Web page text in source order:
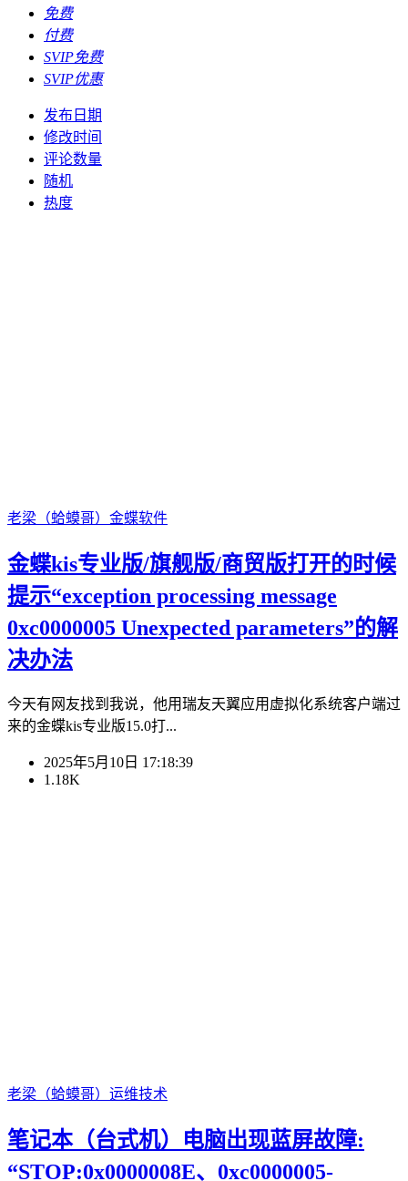
免费
付费
SVIP免费
SVIP优惠
发布日期
修改时间
评论数量
随机
热度
老梁（蛤蟆哥） 金蝶软件
金蝶kis专业版/旗舰版/商贸版打开的时候
提示“exception processing message
0xc0000005 Unexpected parameters”的解
决办法
今天有网友找到我说，他用瑞友天翼应用虚拟化系统客户端过
来的金蝶kis专业版15.0打...
2025年5月10日 17:18:39
1.18K
老梁（蛤蟆哥） 运维技术
笔记本（台式机）电脑出现蓝屏故障:
“STOP:0x0000008E、0xc0000005-